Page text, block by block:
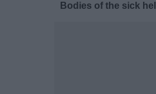
Bodies of the sick